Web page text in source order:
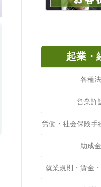
起業・
各種
営業許
労働・社会保険手
助成
就業規則・賃金